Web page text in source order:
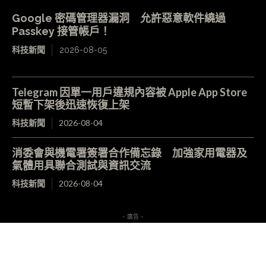
Google 密碼管理器漏洞 允許惡意軟件繞過
Passkey 接管帳戶！
科技新聞 2026-08-05
Telegram 因單一用戶違規內容被 Apple App Store
短暫下架後迅速恢復上架
科技新聞 2026-08-04
消委會與機電署簽署合作備忘錄 加強家用電器及
氣體用具聯合測試與資訊交流
科技新聞 2026-08-04
- 廣告 -